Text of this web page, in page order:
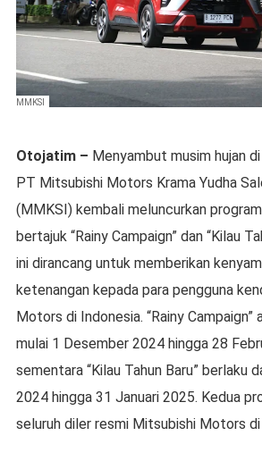
MMKSI
Otojatim – Menyambut musim hujan
PT Mitsubishi Motors Krama Yudha
(MMKSI) kembali meluncurkan
bertajuk “Rainy Campaign” dan “Kilau
ini dirancang untuk memberikan
ketenangan kepada para pengguna
Motors di Indonesia. “Rainy Campaign”
mulai 1 Desember 2024 hingga 28
sementara “Kilau Tahun Baru” berlaku
2024 hingga 31 Januari 2025. Kedua
seluruh diler resmi Mitsubishi Motors di